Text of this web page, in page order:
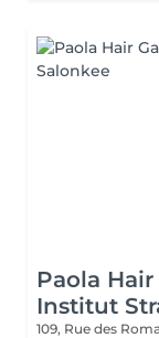
Paola
Institut
109, Rue des